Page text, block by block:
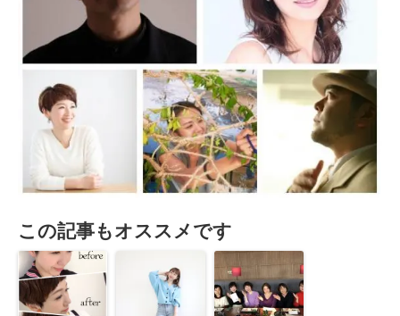
この記事もオススメです